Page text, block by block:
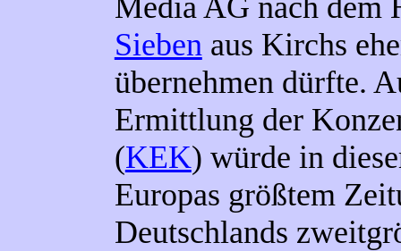
Media AG nach dem
Siebenaus Kirchs
übernehmen dürfte.
Ermittlung der
(KEK) würde in
Europas größtem
Deutschlands